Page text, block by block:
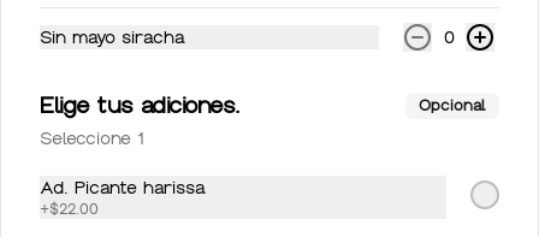
355ml
Coca-Cola Sin Azúcar 355ml
$49.00
Sin mayo siracha 0
Elige tus adiciones. Opcional
Seleccione 1
Ad. Picante harissa
+$22.00